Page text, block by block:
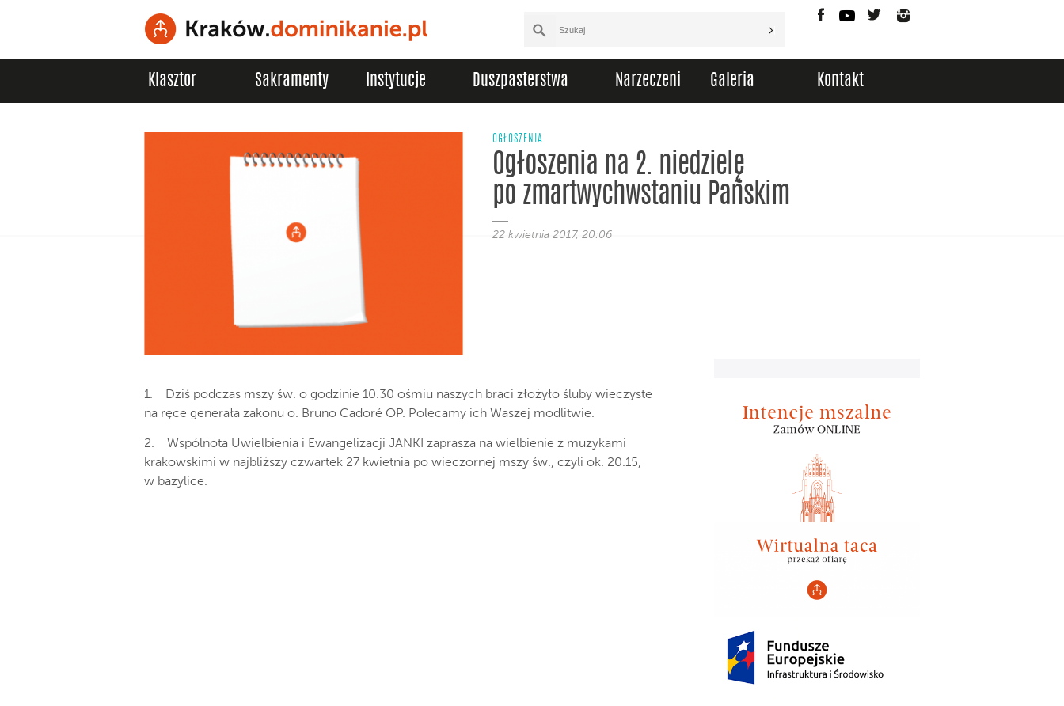
FacebookYouTubeTwitter
Klasztor Sakramenty Instytucje Duszpasterstwa Narzeczeni Galeria Kontakt
OGŁOSZENIA
Ogłoszenia na 2. niedzielę
po zmartwychwstaniu Pańskim
22 kwietnia 2017, 20:06
1. Dziś podczas mszy św. o godzinie 10.30 ośmiu naszych braci złożyło śluby wieczyste
na ręce generała zakonu o. Bruno Cadoré OP. Polecamy ich Waszej modlitwie.
2. Wspólnota Uwielbienia i Ewangelizacji JANKI zaprasza na wielbienie z muzykami
krakowskimi w najbliższy czwartek 27 kwietnia po wieczornej mszy św., czyli ok. 20.15,
w bazylice.